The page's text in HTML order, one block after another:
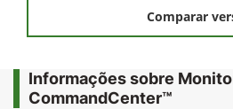
Comparar
Informações sobre
CommandCenter™